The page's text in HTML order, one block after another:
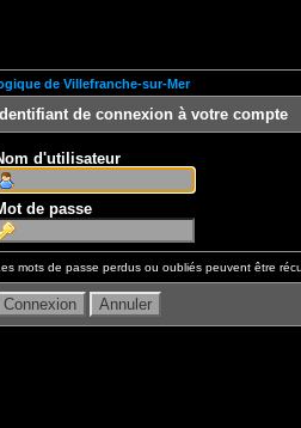
de Villefranche-sur-Mer
Identifiant de connexion à votre compte
d'utilisateur
de passe
mots de passe perdus ou oubliés peuvent être